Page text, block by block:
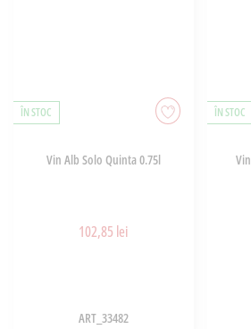
ÎN STOC
Vin Alb Solo Quinta 0.75l
102,85 lei
ART_33482
ÎN STOC